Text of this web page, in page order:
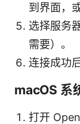
到界面，
选择服务
需要）。
连接成功
macOS 系
打开